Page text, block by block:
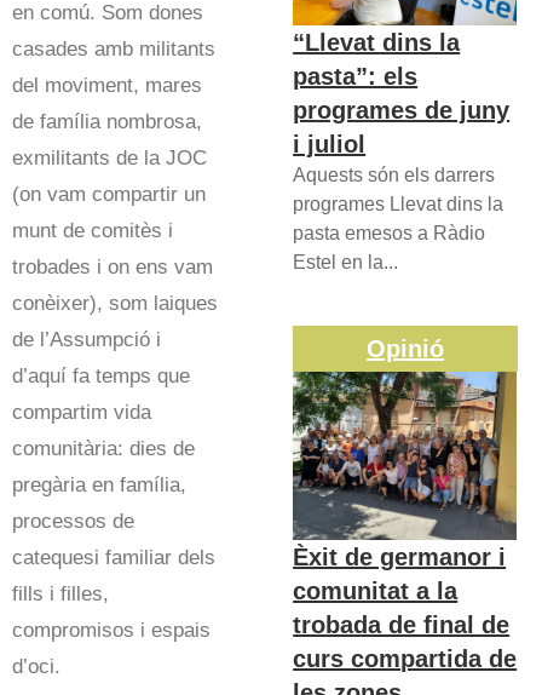
en comú. Som dones
casades amb militants
del moviment, mares
de família nombrosa,
exmilitants de la JOC
(on vam compartir un
munt de comitès i
trobades i on ens vam
conèixer), som laiques
de l’Assumpció i
d’aquí fa temps que
compartim vida
comunitària: dies de
pregària en família,
processos de
catequesi familiar dels
fills i filles,
compromisos i espais
d’oci.
“Llevat dins la
pasta”: els
programes de juny
i juliol
Aquests són els darrers
programes Llevat dins la
pasta emesos a Ràdio
Estel en la...
Opinió
Èxit de germanor i
comunitat a la
trobada de final de
curs compartida de